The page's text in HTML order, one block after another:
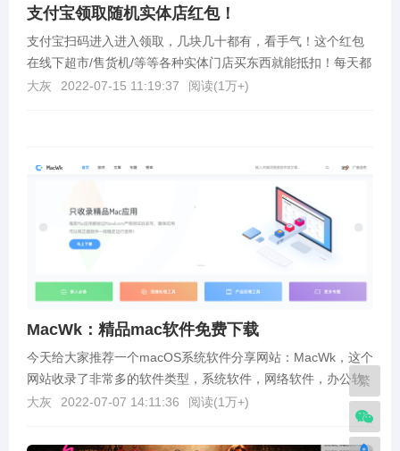
支付宝领取随机实体店红包！
支付宝扫码进入进入领取，几块几十都有，看手气！这个红包
在线下超市/售货机/等等各种实体门店买东西就能抵扣！每天都
可以领！
大灰 2022-07-15 11:19:37 阅读(1万+)
MacWk：精品mac软件免费下载
今天给大家推荐一个macOS系统软件分享网站：MacWk，这个
网站收录了非常多的软件类型，系统软件，网络软件，办公软
件，编程开发软件等等，每天更新大量精品mac...
大灰 2022-07-07 14:11:36 阅读(1万+)
繁